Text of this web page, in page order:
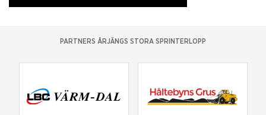
PARTNERS ÅRJÄNGS STORA SPRINTERLOPP